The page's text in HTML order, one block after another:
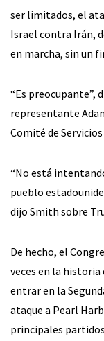
ser limitados, el
Israel contra Irán,
en marcha, sin un
“Es preocupante”,
representante
Comité de
“No está
pueblo
dijo Smith sobre
De hecho, el
veces en la historia
entrar en la
ataque a Pearl
principales